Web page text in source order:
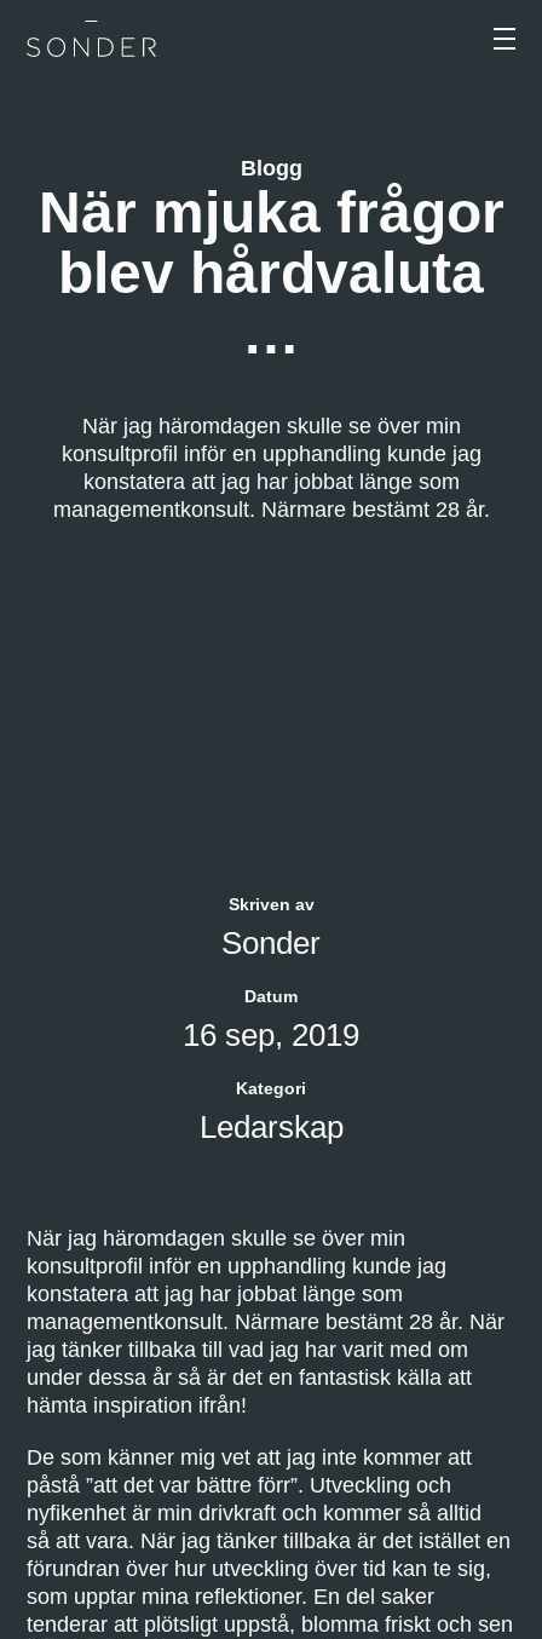
Blogg
När mjuka frågor
blev hårdvaluta
…
När jag häromdagen skulle se över min
konsultprofil inför en upphandling kunde jag
konstatera att jag har jobbat länge som
managementkonsult. Närmare bestämt 28 år.
Skriven av
Sonder
Datum
16 sep, 2019
Kategori
Ledarskap
När jag häromdagen skulle se över min
konsultprofil inför en upphandling kunde jag
konstatera att jag har jobbat länge som
managementkonsult. Närmare bestämt 28 år. När
jag tänker tillbaka till vad jag har varit med om
under dessa år så är det en fantastisk källa att
hämta inspiration ifrån!
De som känner mig vet att jag inte kommer att
påstå ”att det var bättre förr”. Utveckling och
nyfikenhet är min drivkraft och kommer så alltid
så att vara. När jag tänker tillbaka är det istället en
förundran över hur utveckling över tid kan te sig,
som upptar mina reflektioner. En del saker
tenderar att plötsligt uppstå, blomma friskt och sen